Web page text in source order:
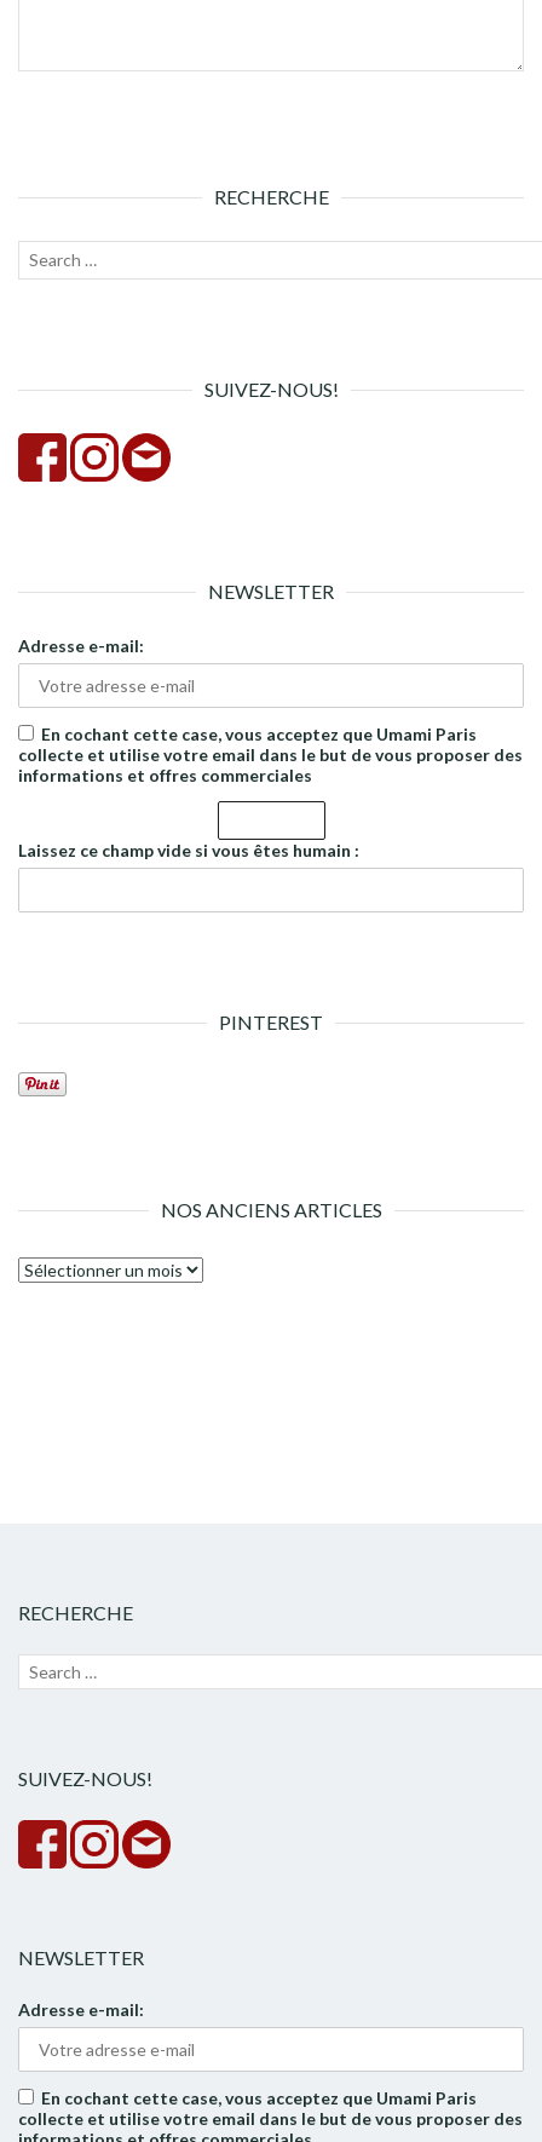
RECHERCHE
Recherche
SUIVEZ-NOUS!
NEWSLETTER
Adresse e-mail:
En cochant cette case, vous acceptez que Umami Paris
collecte et utilise votre email dans le but de vous proposer des
informations et offres commerciales
Laissez ce champ vide si vous êtes humain :
PINTEREST
NOS ANCIENS ARTICLES
Nos
RECHERCHE
Recherche
SUIVEZ-NOUS!
NEWSLETTER
Adresse e-mail:
En cochant cette case, vous acceptez que Umami Paris
collecte et utilise votre email dans le but de vous proposer des